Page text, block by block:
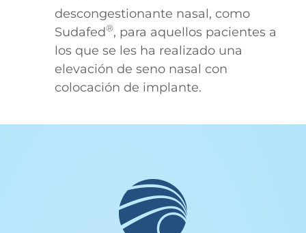
descongestionante nasal, como
Sudafed®, para aquellos pacientes a
los que se les ha realizado una
elevación de seno nasal con
colocación de implante.